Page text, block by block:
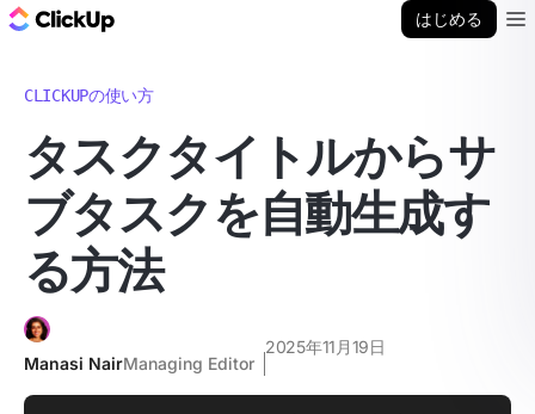
はじめる
CLICKUPの使い方
タスクタイトルからサ
ブタスクを自動生成す
る方法
Manasi NairManaging Editor
2025年11月19日